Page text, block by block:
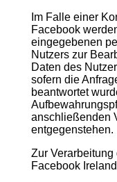
Im Falle einer
Facebook
eingegebenen
Nutzers zur
Daten des
sofern die
beantwortet
anschließenden
entgegenstehen.
Zur
Facebook